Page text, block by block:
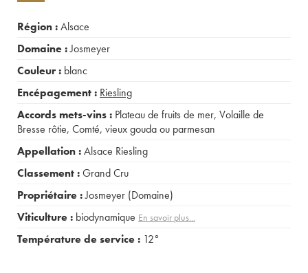
Région :Alsace
Domaine :Josmeyer
Couleur : blanc
Encépagement : Riesling
Accords mets-vins : Plateau de fruits de mer, Volaille de
Bresse rôtie, Comté, vieux gouda ou parmesan
Appellation :Alsace Riesling
Classement :Grand Cru
Propriétaire :Josmeyer (Domaine)
Viticulture : biodynamique En savoir plus...
Température de service : 12°